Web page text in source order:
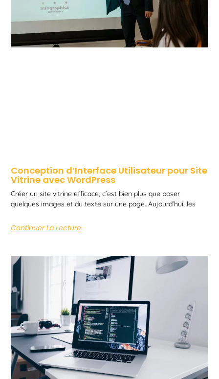
Conception d’Interface Utilisateur pour Site
Vitrine avec WordPress
Créer un site vitrine efficace, c’est bien plus que poser
quelques images et du texte sur une page. Aujourd’hui, les
Continuer La Lecture